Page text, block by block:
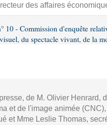
des affaires
10 - Commission d'enquête
du spectacle vivant, de la
de M. Olivier Henrard,
et de l'image animée
et Mme Leslie Thomas,